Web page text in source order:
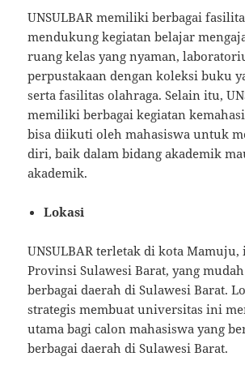
UNSULBAR memiliki berbagai
mendukung kegiatan belajar
ruang kelas yang nyaman,
perpustakaan dengan koleksi buku
serta fasilitas olahraga. Selain itu,
memiliki berbagai kegiatan
bisa diikuti oleh mahasiswa untuk
diri, baik dalam bidang akademik
akademik.
Lokasi
UNSULBAR terletak di kota Mamuju,
Provinsi Sulawesi Barat, yang
berbagai daerah di Sulawesi Barat.
strategis membuat universitas ini
utama bagi calon mahasiswa yang
berbagai daerah di Sulawesi Barat.